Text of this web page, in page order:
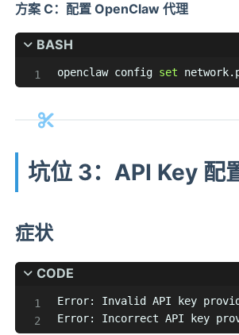
方案 C：配置 OpenClaw 代理
BASH
openclaw config set
坑位 3：API Key 配
症状
CODE
Error: Invalid API key
Error: Incorrect API key